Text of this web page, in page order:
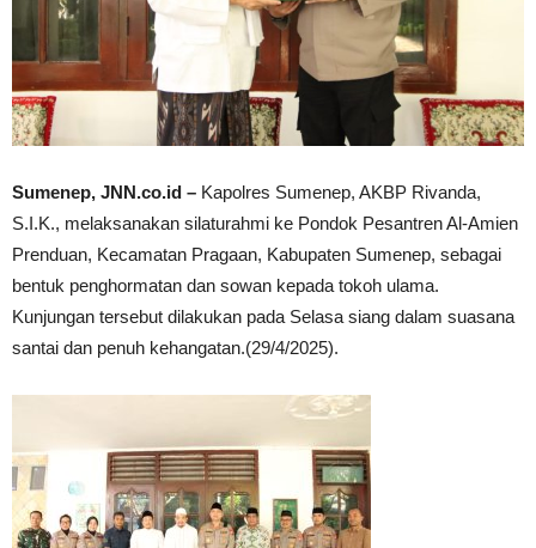
Sumenep, JNN.co.id – Kapolres Sumenep, AKBP Rivanda,
S.I.K., melaksanakan silaturahmi ke Pondok Pesantren Al-Amien
Prenduan, Kecamatan Pragaan, Kabupaten Sumenep, sebagai
bentuk penghormatan dan sowan kepada tokoh ulama.
Kunjungan tersebut dilakukan pada Selasa siang dalam suasana
santai dan penuh kehangatan.(29/4/2025).